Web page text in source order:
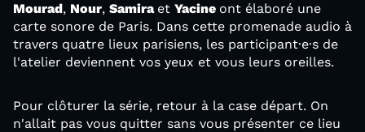
Mourad, Nour, Samira et Yacine ont élaboré une
carte sonore de Paris. Dans cette promenade audio à
travers quatre lieux parisiens, les participant·e·s de
l'atelier deviennent vos yeux et vous leurs oreilles.
Pour clôturer la série, retour à la case départ. On
n'allait pas vous quitter sans vous présenter ce lieu